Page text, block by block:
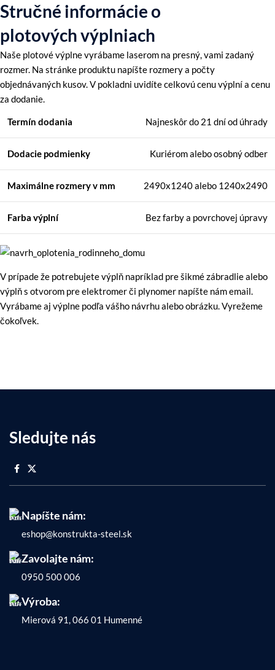
Stručné informácie o
plotových výplniach
Naše plotové výplne vyrábame laserom na presný, vami zadaný
rozmer. Na stránke produktu napíšte rozmery a počty
objednávaných kusov. V pokladni uvidíte celkovú cenu výplní a cenu
za dodanie.
Termín dodania Najneskôr do 21 dní od úhrady
Dodacie podmienky Kuriérom alebo osobný odber
Maximálne rozmeryv mm 2490x1240 alebo 1240x2490
Farba výplní Bez farby a povrchovej úpravy
V prípade že potrebujete výplň napríklad pre šikmé zábradlie alebo
výplň s otvorom pre elektromer či plynomer napíšte nám email.
Vyrábame aj výplne podľa vášho návrhu alebo obrázku. Vyrežeme
čokoľvek.
Sledujte nás
Napíšte nám:
eshop@konstrukta-steel.sk
Zavolajte nám:
0950 500 006
Výroba:
Mierová 91, 066 01 Humenné